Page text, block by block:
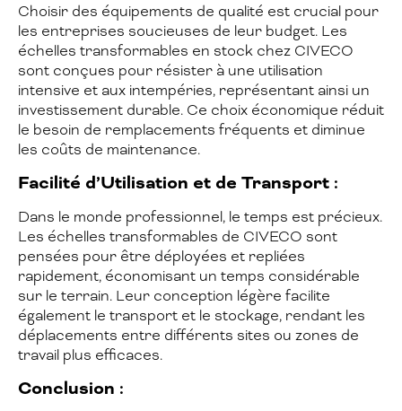
Choisir des équipements de qualité est crucial pour
les entreprises soucieuses de leur budget. Les
échelles transformables en stock chez CIVECO
sont conçues pour résister à une utilisation
intensive et aux intempéries, représentant ainsi un
investissement durable. Ce choix économique réduit
le besoin de remplacements fréquents et diminue
les coûts de maintenance.
Facilité d’Utilisation et de Transport :
Dans le monde professionnel, le temps est précieux.
Les échelles transformables de CIVECO sont
pensées pour être déployées et repliées
rapidement, économisant un temps considérable
sur le terrain. Leur conception légère facilite
également le transport et le stockage, rendant les
déplacements entre différents sites ou zones de
travail plus efficaces.
Conclusion :